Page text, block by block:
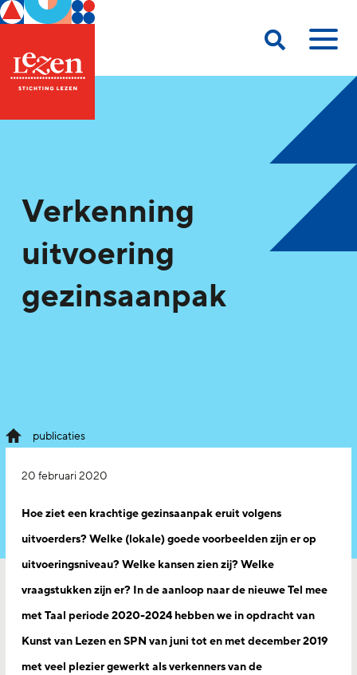
Verkenning
uitvoering
gezinsaanpak
publicaties
20 februari 2020
Hoe ziet een krachtige gezinsaanpak eruit volgens
uitvoerders? Welke (lokale) goede voorbeelden zijn er op
uitvoeringsniveau? Welke kansen zien zij? Welke
vraagstukken zijn er? In de aanloop naar de nieuwe Tel mee
met Taal periode 2020-2024 hebben we in opdracht van
Kunst van Lezen en SPN van juni tot en met december 2019
met veel plezier gewerkt als verkenners van de